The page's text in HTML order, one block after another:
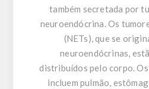
também secretada por
neuroendócrina. Os
(NETs), que se
neuroendócrinas,
distribuídos pelo corpo. Os
incluem pulmão,